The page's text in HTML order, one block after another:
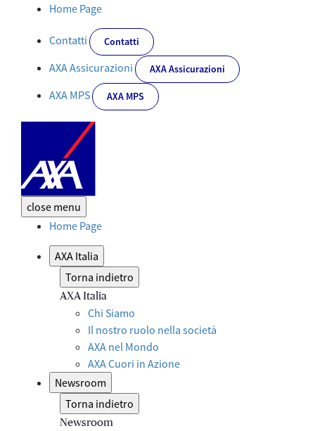
Dettaglio News - Corporate
Home Page
Contatti Contatti
AXA Assicurazioni AXA Assicurazioni
AXA MPS AXA MPS
close menu
Home Page
AXA Italia
Torna indietro
AXA Italia
Chi Siamo
Il nostro ruolo nella società
AXA nel Mondo
AXA Cuori in Azione
Newsroom
Torna indietro
Newsroom